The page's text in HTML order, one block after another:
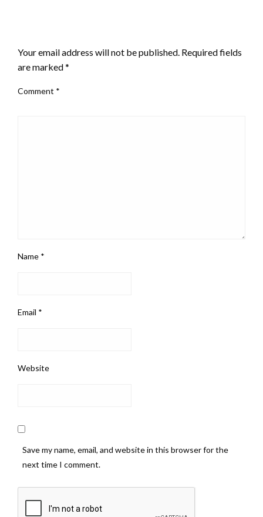
Your email address will not be published. Required fields
are marked*
Comment *
Name *
Email *
Website
Save my name, email, and website in this browser for the
next time I comment.